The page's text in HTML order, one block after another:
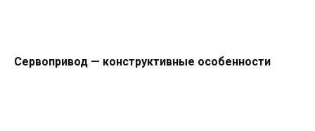
Сервопривод — конструктивные особенности